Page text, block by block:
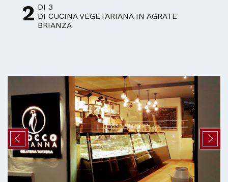
2 DI 3
DI CUCINA VEGETARIANA IN AGRATE
BRIANZA